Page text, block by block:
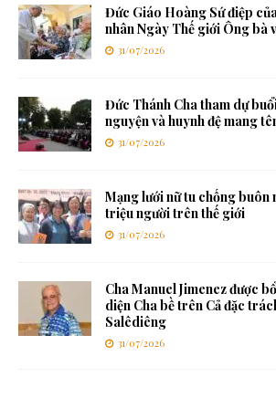
Đức Giáo Hoàng Sứ điệp
nhân Ngày Thế giới Ông bà
31/07/2026
Đức Thánh Cha tham dự
nguyện và huynh đệ mang
31/07/2026
Mạng lưới nữ tu chống buôn
triệu người trên thế giới
31/07/2026
Cha Manuel Jimenez được
diện Cha bề trên Cả đặc
Salêdiêng
31/07/2026